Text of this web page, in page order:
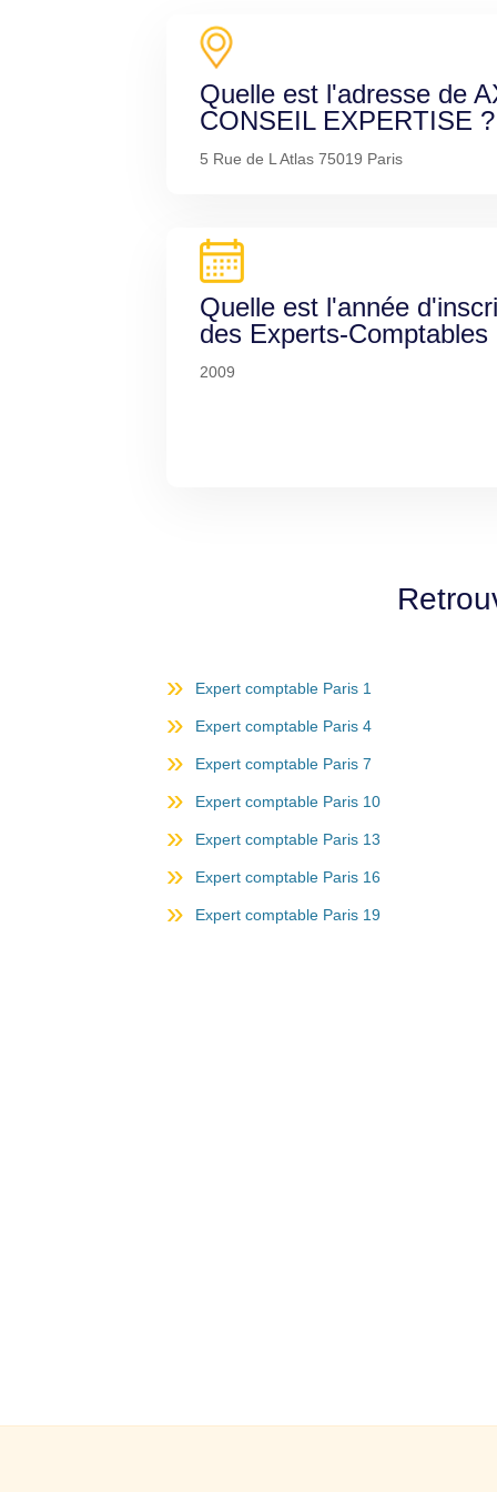
Quelle est l'adresse de
CONSEIL EXPERTISE ?
5 Rue de L Atlas 75019 Paris
Quelle est l'année
des Experts-Comptables
2009
Expert comptable Paris 1
Expert comptable Paris 4
Expert comptable Paris 7
Expert comptable Paris 10
Expert comptable Paris 13
Expert comptable Paris 16
Expert comptable Paris 19